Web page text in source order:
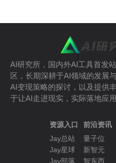
AI研究所，国内外AI工具首发
区，长期深耕于AI领域的发展
AI变现策略的探讨，以及提供
于让AI走进现实，实际落地应用
资源入口
Jay总站
Jay星球
Jay部落
前沿资讯
量子位
新智元
智东西